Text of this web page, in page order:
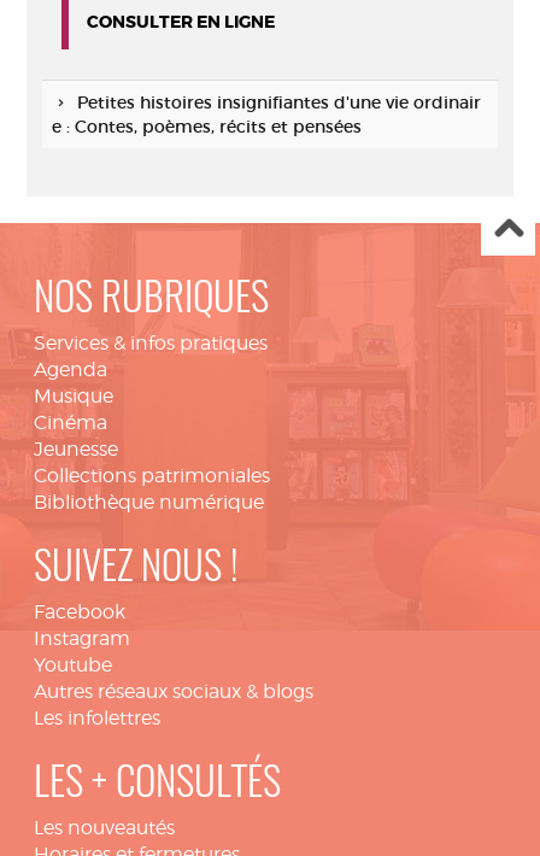
CONSULTER EN LIGNE
Petites histoires insignifiantes d'une vie ordinair
e : Contes, poèmes, récits et pensées
NOS RUBRIQUES
Services & infos pratiques
Agenda
Musique
Cinéma
Jeunesse
Collections patrimoniales
Bibliothèque numérique
SUIVEZ NOUS !
Facebook
Instagram
Youtube
Autres réseaux sociaux & blogs
Les infolettres
LES + CONSULTÉS
Les nouveautés